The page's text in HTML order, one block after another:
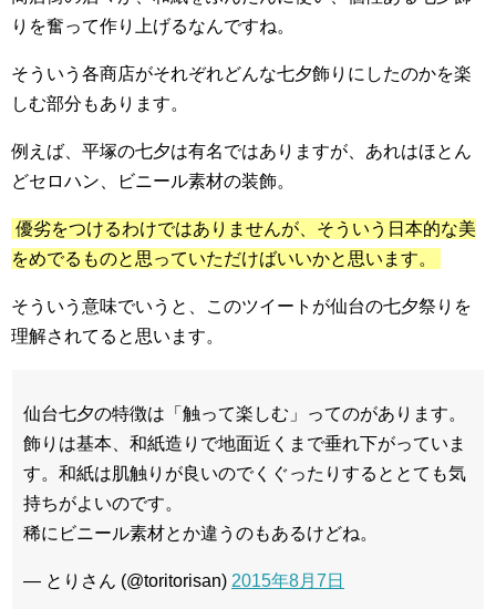
りを奮って作り上げるなんですね。
そういう各商店がそれぞれどんな七夕飾りにしたのかを楽
しむ部分もあります。
例えば、平塚の七夕は有名ではありますが、あれはほとん
どセロハン、ビニール素材の装飾。
優劣をつけるわけではありませんが、そういう日本的な美
をめでるものと思っていただけばいいかと思います。
そういう意味でいうと、このツイートが仙台の七夕祭りを
理解されてると思います。
仙台七夕の特徴は「触って楽しむ」ってのがあります。
飾りは基本、和紙造りで地面近くまで垂れ下がっていま
す。和紙は肌触りが良いのでくぐったりするととても気
持ちがよいのです。
稀にビニール素材とか違うのもあるけどね。
— とりさん (@toritorisan) 2015年8月7日